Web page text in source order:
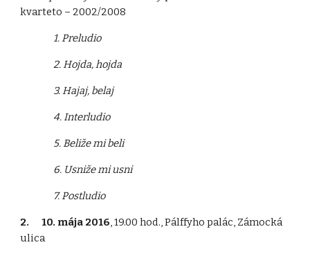
kvarteto – 2002/2008
1. Preludio
2. Hojda, hojda
3. Hajaj, belaj
4. Interludio
5. Beliže mi beli
6. Usniže mi usni
7. Postludio
2. 10. mája 2016, 19.00 hod., Pálffyho palác, Zámocká
ulica